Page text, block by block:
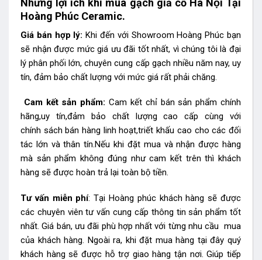
Hoàng Phúc Ceramic.
Giá bán hợp lý:Khi đến với Showroom Hoàng Phúc bạn
sẽ nhận được mức giá ưu đãi tốt nhất, vì chúng tôi là đại
lý phân phối lớn, chuyên cung cấp gạch nhiều năm nay, uy
tín, đảm bảo chất lượng với mức giá rất phải chăng.
Cam kết sản phẩm: Cam kết chỉ bán sản phẩm chính
hãng,uy tín,đảm bảo chất lượng cao cấp cùng với
chính sách bán hàng linh hoạt,triết khấu cao cho các đối
tác lớn và thân tín.Nếu khi đặt mua và nhận được hàng
mà sản phẩm không đúng như cam kết trên thì khách
hàng sẽ được hoàn trả lại toàn bộ tiền.
Tư vấn miễn phí: Tại Hoàng phúc khách hàng sẽ được
các chuyên viên tư vấn cung cấp thông tin sản phẩm tốt
nhất. Giá bán, ưu đãi phù hợp nhất với từng nhu cầu mua
của khách hàng. Ngoài ra, khi đặt mua hàng tại đây quý
khách hàng sẽ được hỗ trợ giao hàng tận nơi. Giúp tiếp